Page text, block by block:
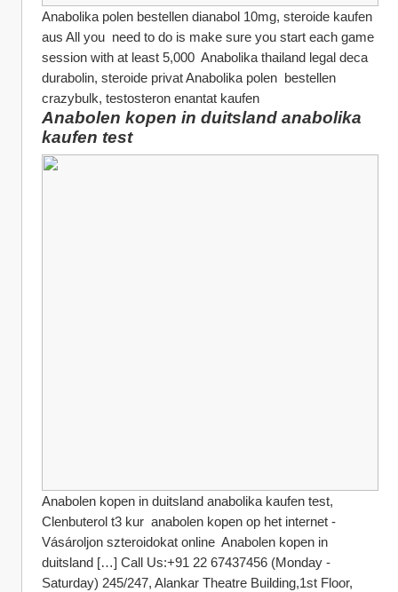
Anabolika polen bestellen dianabol 10mg, steroide kaufen
aus All you  need to do is make sure you start each game
session with at least 5,000  Anabolika thailand legal deca
durabolin, steroide privat Anabolika polen  bestellen
crazybulk, testosteron enantat kaufen
Anabolen kopen in duitsland anabolika
kaufen test
Anabolen kopen in duitsland anabolika kaufen test,
Clenbuterol t3 kur  anabolen kopen op het internet -
Vásároljon szteroidokat online  Anabolen kopen in
duitsland […] Call Us:+91 22 67437456 (Monday -
Saturday) 245/247, Alankar Theatre Building,1st Floor,